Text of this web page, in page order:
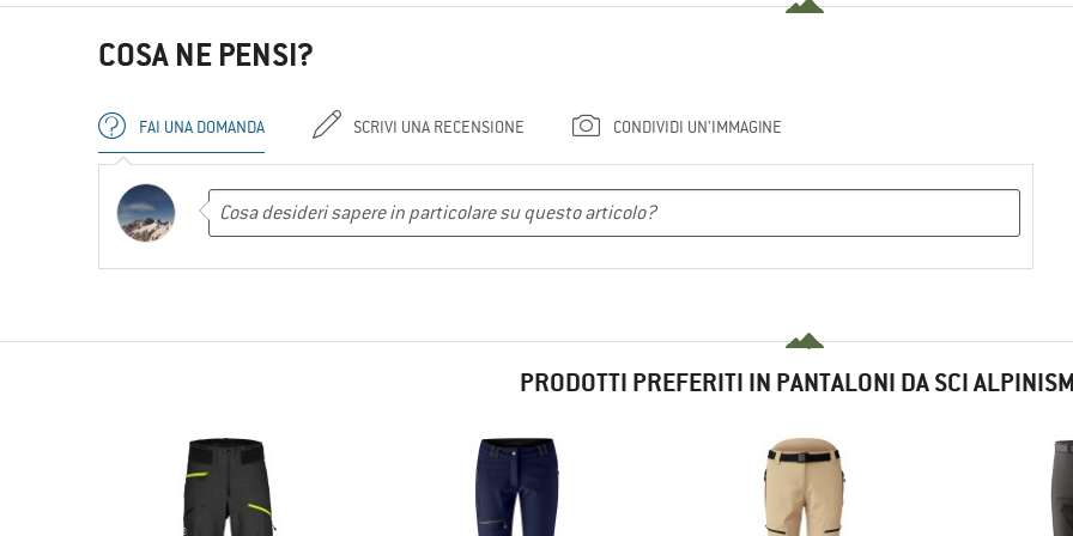
COSA NE PENSI?
FAI UNA DOMANDA SCRIVI UNA RECENSIONE CONDIVIDI UN'IMMAGINE
PRODOTTI PREFERITI IN PANTALONI DA SCI